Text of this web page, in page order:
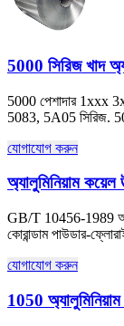
5000 সিরিজ খাদ
5000 পেশাদার 1xxx
5083, 5A05 সিরিজ.
যোগাযোগ করুন
অ্যালুমিনিয়াম কয়েল
GB/T 10456-1989
কোরান্ডাম পাউডার-
যোগাযোগ করুন
1050